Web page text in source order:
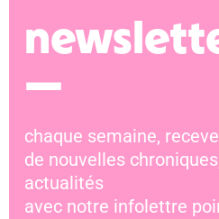
—
chaque semaine,
de nouvelles
actualités
avec notre infolettre